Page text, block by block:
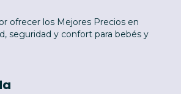
ofrecer los Mejores Precios en
seguridad y confort para bebés y